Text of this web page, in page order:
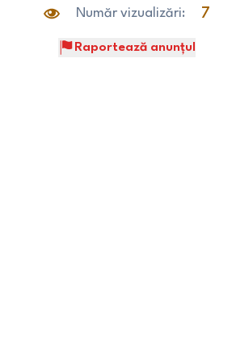
Număr vizualizări: 7
Raportează anunțul